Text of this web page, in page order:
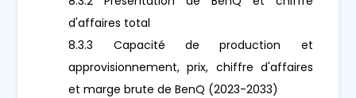
d'affaires total
8.3.3 Capacité de production et
approvisionnement, prix, chiffre d'affaires
et marge brute de BenQ (2023-2033)